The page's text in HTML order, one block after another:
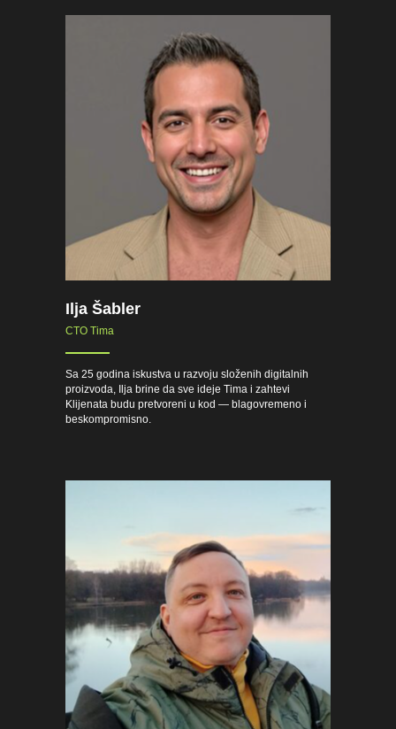
Ilja Šabler
CTO Tima
Sa 25 godina iskustva u razvoju složenih digitalnih
proizvoda, Ilja brine da sve ideje Tima i zahtevi
Klijenata budu pretvoreni u kod — blagovremeno i
beskompromisno.